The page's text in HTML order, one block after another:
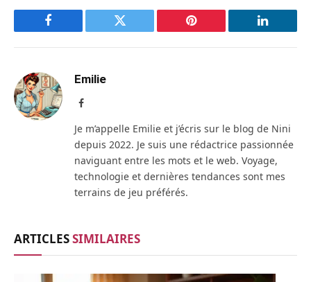
Facebook Twitter Pinterest LinkedIn
Emilie
Facebook
Je m’appelle Emilie et j’écris sur le blog de Nini
depuis 2022. Je suis une rédactrice passionnée
naviguant entre les mots et le web. Voyage,
technologie et dernières tendances sont mes
terrains de jeu préférés.
ARTICLESSIMILAIRES